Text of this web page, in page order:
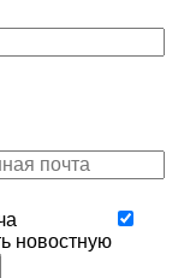
новостную